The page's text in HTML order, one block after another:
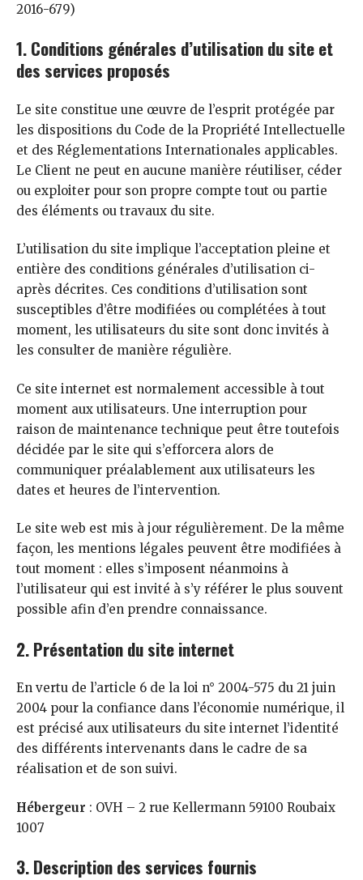
2016-679)
1. Conditions générales d’utilisation du site et
des services proposés
Le site constitue une œuvre de l’esprit protégée par
les dispositions du Code de la Propriété Intellectuelle
et des Réglementations Internationales applicables.
Le Client ne peut en aucune manière réutiliser, céder
ou exploiter pour son propre compte tout ou partie
des éléments ou travaux du site.
L’utilisation du site implique l’acceptation pleine et
entière des conditions générales d’utilisation ci-
après décrites. Ces conditions d’utilisation sont
susceptibles d’être modifiées ou complétées à tout
moment, les utilisateurs du site sont donc invités à
les consulter de manière régulière.
Ce site internet est normalement accessible à tout
moment aux utilisateurs. Une interruption pour
raison de maintenance technique peut être toutefois
décidée par le site qui s’efforcera alors de
communiquer préalablement aux utilisateurs les
dates et heures de l’intervention.
Le site web est mis à jour régulièrement. De la même
façon, les mentions légales peuvent être modifiées à
tout moment : elles s’imposent néanmoins à
l’utilisateur qui est invité à s’y référer le plus souvent
possible afin d’en prendre connaissance.
2. Présentation du site internet
En vertu de l’article 6 de la loi n° 2004-575 du 21 juin
2004 pour la confiance dans l’économie numérique, il
est précisé aux utilisateurs du site internet l’identité
des différents intervenants dans le cadre de sa
réalisation et de son suivi.
Hébergeur : OVH – 2 rue Kellermann 59100 Roubaix
1007
3. Description des services fournis